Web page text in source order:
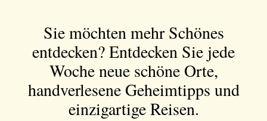
Sie möchten mehr Schönes
entdecken?Entdecken Sie jede
Woche neue schöne Orte,
handverlesene Geheimtipps und
einzigartige Reisen.